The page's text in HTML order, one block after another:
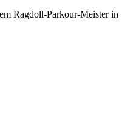
Ragdoll-Parkour-Meister in